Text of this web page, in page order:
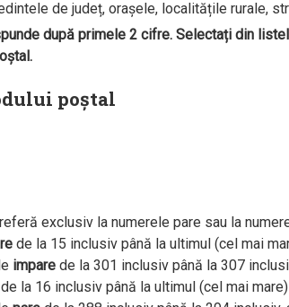
de județ, orașele, localitățile rurale,
după primele 2 cifre. Selectați din
poștal
exclusiv la numerele pare sau la
de la 15 inclusiv până la ultimul (cel mai
impare de la 301 inclusiv până la 307
de la 16 inclusiv până la ultimul (cel mai